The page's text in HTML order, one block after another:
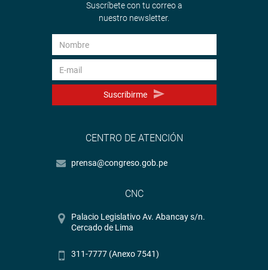
Suscríbete con tu correo a
nuestro newsletter.
Suscribirme
CENTRO DE ATENCIÓN
prensa@congreso.gob.pe
CNC
Palacio Legislativo Av. Abancay s/n.
Cercado de Lima
311-7777 (Anexo 7541)